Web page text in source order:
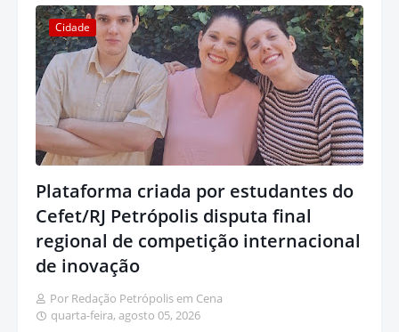
Cidade
Plataforma criada por estudantes do
Cefet/RJ Petrópolis disputa final
regional de competição internacional
de inovação
Por Redação Petrópolis em Cena
quarta-feira, agosto 05, 2026